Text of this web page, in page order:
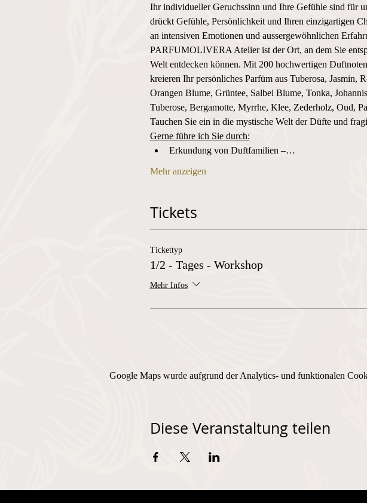
Ihr individueller Geruchssinn und Ihre Gefühle sind für
drückt Gefühle, Persönlichkeit und Ihren einzigartigen
an intensiven Emotionen und aussergewöhnlichen
PARFUMOLIVERA Atelier ist der Ort, an dem Sie
Welt entdecken können. Mit 200 hochwertigen
kreieren Ihr persönliches Parfüm aus Tuberosa,
Orangen Blume, Grüntee, Salbei Blume, Tonka,
Tuberose, Bergamotte, Myrrhe, Klee, Zederholz, Oud,
Tauchen Sie ein in die mystische Welt der Düfte und
Gerne führe ich Sie durch:
Erkundung von Duftfamilien –…
Mehr anzeigen
Tickets
Tickettyp
1/2 - Tages - Workshop
Mehr Infos
Google Maps wurde aufgrund der Analytics- und funktionalen
Diese Veranstaltung teilen